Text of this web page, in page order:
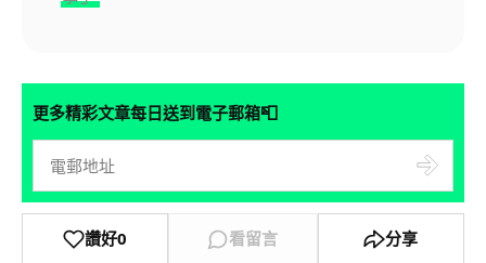
更多精彩文章每日送到電子郵箱📮
讚好0 看留言 分享